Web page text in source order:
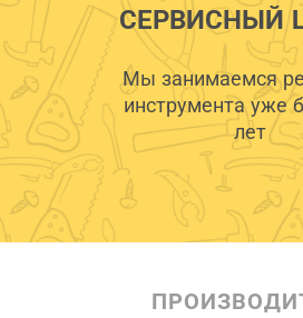
СЕРВИСНЫЙ
Мы занимаемся
инструмента уже
лет